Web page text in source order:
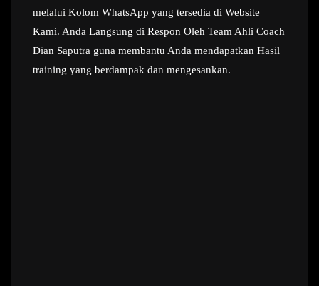
melalui Kolom WhatsApp yang tersedia di Website
Kami. Anda Langsung di Respon Oleh Team Ahli Coach
Dian Saputra guna membantu Anda mendapatkan Hasil
training yang berdampak dan mengesankan.